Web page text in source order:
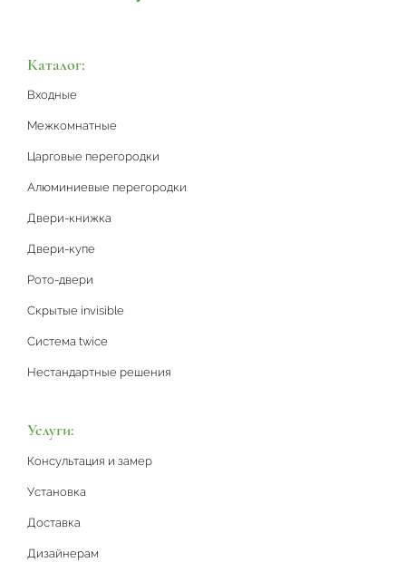
Каталог:
Входные
Межкомнатные
Царговые перегородки
Алюминиевые перегородки
Двери-книжка
Двери-купе
Рото-двери
Скрытые invisible
Система twice
Нестандартные решения
Услуги:
Консультация и замер
Установка
Доставка
Дизайнерам